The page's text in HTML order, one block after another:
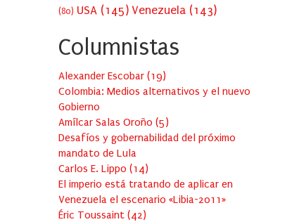
(80) USA (145) Venezuela (143)
Columnistas
Alexander Escobar (19)
Colombia: Medios alternativos y el nuevo
Gobierno
Amílcar Salas Oroño (5)
Desafíos y gobernabilidad del próximo
mandato de Lula
Carlos E. Lippo (14)
El imperio está tratando de aplicar en
Venezuela el escenario «Libia-2011»
Éric Toussaint (42)